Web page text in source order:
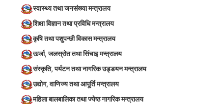
स्वास्थ्य तथा जनसंख्या मन्त्रालय
शिक्षा विज्ञान तथा प्रविधि मन्त्रालय
कृषि तथा पशुपन्छी विकास मन्त्रालय
ऊर्जा, जलस्रोत तथा सिंचाइ मन्त्रालय
संस्कृति, पर्यटन तथा नागरिक उड्डयन मन्त्रालय
उद्योग, वाणिज्य तथा आपूर्ति मन्त्रालय
महिला बालबालिका तथा ज्येष्ठ नागरिक मन्त्रालय